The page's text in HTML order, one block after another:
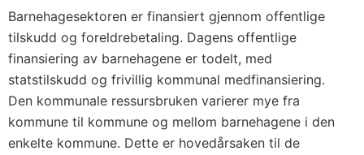
Barnehagesektoren er finansiert gjennom offentlige
tilskudd og foreldrebetaling. Dagens offentlige
finansiering av barnehagene er todelt, med
statstilskudd og frivillig kommunal medfinansiering.
Den kommunale ressursbruken varierer mye fra
kommune til kommune og mellom barnehagene i den
enkelte kommune. Dette er hovedårsaken til de